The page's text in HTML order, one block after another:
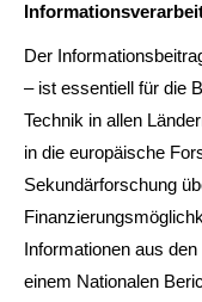
Der
– ist essentiell für die
Technik in allen
in die europäische
Sekundärforschung
Informationen aus
einem Nationalen